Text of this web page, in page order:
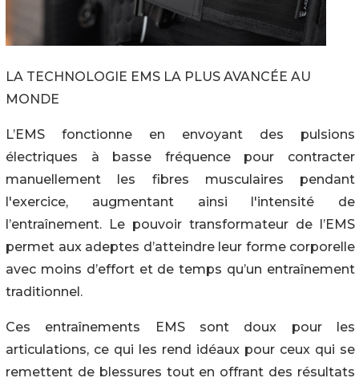
LA TECHNOLOGIE EMS LA PLUS AVANCÉE AU
MONDE
L’EMS fonctionne en envoyant des pulsions
électriques à basse fréquence pour contracter
manuellement les fibres musculaires pendant
l'exercice, augmentant ainsi l'intensité de
l’entraînement. Le pouvoir transformateur de l’EMS
permet aux adeptes d’atteindre leur forme corporelle
avec moins d’effort et de temps qu’un entraînement
traditionnel.
Ces entraînements EMS sont doux pour les
articulations, ce qui les rend idéaux pour ceux qui se
remettent de blessures tout en offrant des résultats